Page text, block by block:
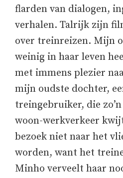
flarden van dialogen,
verhalen. Talrijk zijn
over treinreizen. Mijn
weinig in haar leven
met immens plezier
mijn oudste dochter,
treingebruiker, die
woon-werkverkeer
bezoek niet naar het
worden, want het
Minho verveelt haar